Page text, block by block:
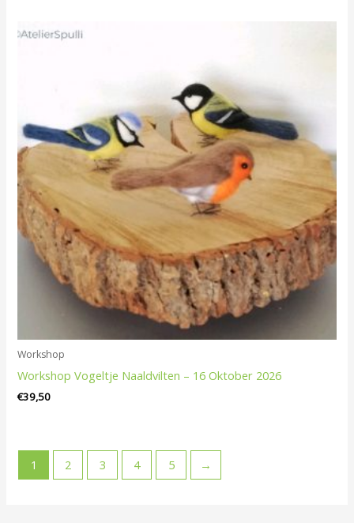
Workshop
Workshop Vogeltje Naaldvilten – 16 Oktober 2026
€39,50
1 2 3 4 5 →